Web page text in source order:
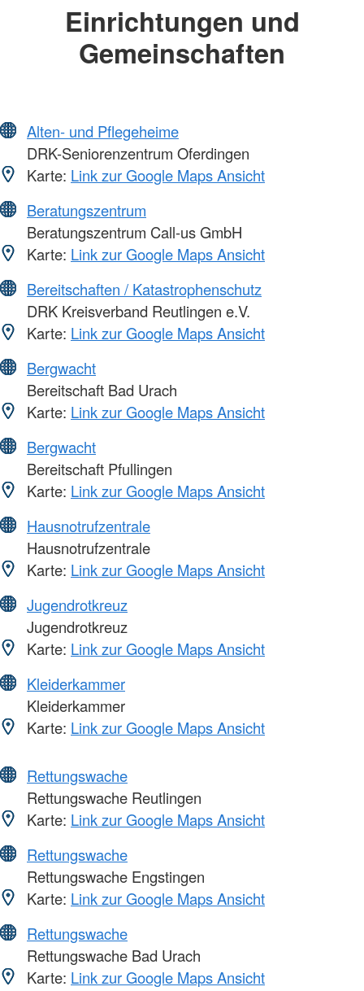
Einrichtungen und
Gemeinschaften
Alten- und Pflegeheime
DRK-Seniorenzentrum Oferdingen
Karte: Link zur Google Maps Ansicht
Beratungszentrum
Beratungszentrum Call-us GmbH
Karte: Link zur Google Maps Ansicht
Bereitschaften / Katastrophenschutz
DRK Kreisverband Reutlingen e.V.
Karte: Link zur Google Maps Ansicht
Bergwacht
Bereitschaft Bad Urach
Karte: Link zur Google Maps Ansicht
Bergwacht
Bereitschaft Pfullingen
Karte: Link zur Google Maps Ansicht
Hausnotrufzentrale
Hausnotrufzentrale
Karte: Link zur Google Maps Ansicht
Jugendrotkreuz
Jugendrotkreuz
Karte: Link zur Google Maps Ansicht
Kleiderkammer
Kleiderkammer
Karte: Link zur Google Maps Ansicht
Rettungswache
Rettungswache Reutlingen
Karte: Link zur Google Maps Ansicht
Rettungswache
Rettungswache Engstingen
Karte: Link zur Google Maps Ansicht
Rettungswache
Rettungswache Bad Urach
Karte: Link zur Google Maps Ansicht